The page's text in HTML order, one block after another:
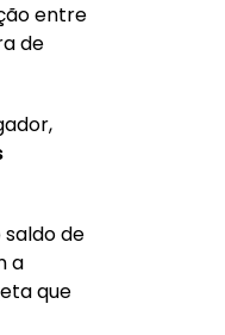
entre
de
de
a
que